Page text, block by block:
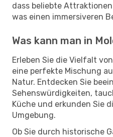
dass beliebte
was einen immersiveren
Was kann man in
Erleben Sie die Vielfalt
eine perfekte Mischung
Natur. Entdecken Sie
Sehenswürdigkeiten,
Küche und erkunden Sie
Umgebung.
Ob Sie durch historische